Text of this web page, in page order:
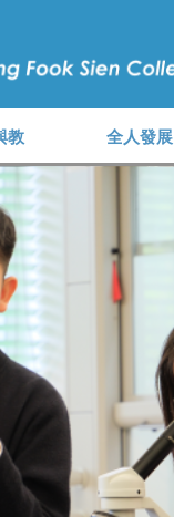
教 全人發展